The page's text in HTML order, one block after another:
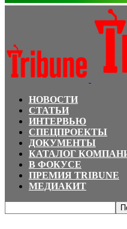
НОВОСТИ
СТАТЬИ
ИНТЕРВЬЮ
СПЕЦПРОЕКТЫ
ДОКУМЕНТЫ
КАТАЛОГ
В ФОКУСЕ
ПРЕМИЯ TRIBUNE
МЕДИАКИТ